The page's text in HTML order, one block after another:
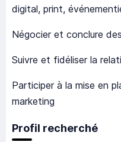
digital, print,
Négocier et conclure
Suivre et fidéliser la
Participer à la mise en
marketing
Profil recherché